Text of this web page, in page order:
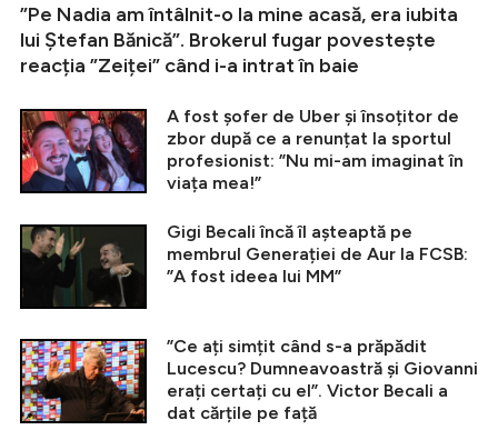
”Pe Nadia am întâlnit-o la mine acasă, era iubita
lui Ștefan Bănică”. Brokerul fugar povestește
reacția ”Zeiței” când i-a intrat în baie
A fost șofer de Uber și însoțitor de
zbor după ce a renunțat la sportul
profesionist: ”Nu mi-am imaginat în
viața mea!”
Gigi Becali încă îl așteaptă pe
membrul Generației de Aur la FCSB:
”A fost ideea lui MM”
”Ce ați simțit când s-a prăpădit
Lucescu? Dumneavoastră și Giovanni
erați certați cu el”. Victor Becali a
dat cărțile pe față